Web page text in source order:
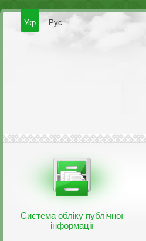
Укр Рус
Система обліку публічної
інформації